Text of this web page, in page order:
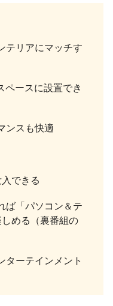
テリアにマッチす
ペースに設置でき
ンスも快適
できる
ば「パソコン＆テ
める（裏番組の
ターテインメント